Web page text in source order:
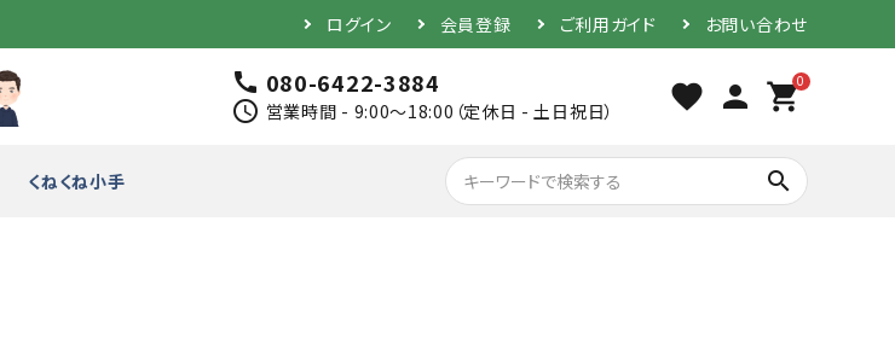
ログイン 会員登録 ご利用ガイド お問い合わせ
call 080-6422-3884
schedule 営業時間 - 9:00～18:00（定休日 - 土日祝日） favorite person 0
shopping_cart
くねくね小手 search